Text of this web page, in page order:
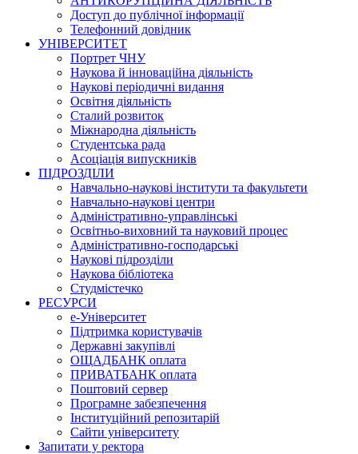
Доступ до публічної інформації
Телефонний довідник
УНІВЕРСИТЕТ
Портрет ЧНУ
Наукова й інноваційна діяльність
Наукові періодичні видання
Освітня діяльність
Сталий розвиток
Міжнародна діяльність
Студентська рада
Асоціація випускників
ПІДРОЗДІЛИ
Навчально-наукові інститути та факультети
Навчально-наукові центри
Адміністративно-управлінські
Освітньо-виховний та науковий процес
Адміністративно-господарські
Наукові підрозділи
Наукова бібліотека
Студмістечко
РЕСУРСИ
е-Університет
Підтримка користувачів
Державні закупівлі
ОЩАДБАНК оплата
ПРИВАТБАНК оплата
Поштовий сервер
Програмне забезпечення
Інституційний репозитарій
Сайти університету
Запитати у ректора